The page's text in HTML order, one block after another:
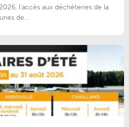
l’accès aux déchèteries de la
de...